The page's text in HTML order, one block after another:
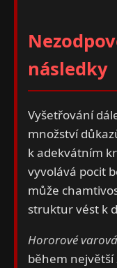
následky
Vyšetřování
množství
k adekvátním
vyvolává pocit
může
struktur vést k
Hororové
během